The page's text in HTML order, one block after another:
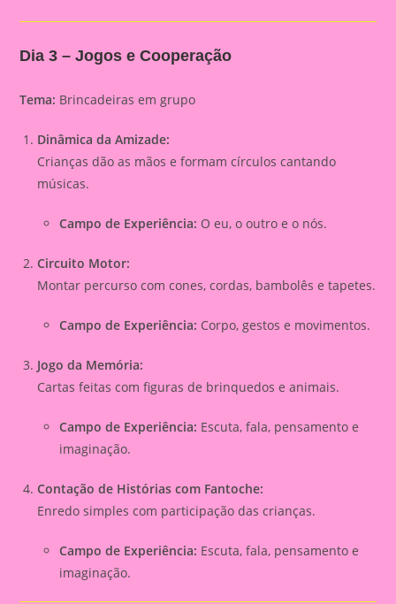
Dia 3 – Jogos e Cooperação
Tema: Brincadeiras em grupo
Dinâmica da Amizade:
Crianças dão as mãos e formam círculos cantando
músicas.
Campo de Experiência: O eu, o outro e o nós.
Circuito Motor:
Montar percurso com cones, cordas, bambolês e tapetes.
Campo de Experiência: Corpo, gestos e movimentos.
Jogo da Memória:
Cartas feitas com figuras de brinquedos e animais.
Campo de Experiência: Escuta, fala, pensamento e
imaginação.
Contação de Histórias com Fantoche:
Enredo simples com participação das crianças.
Campo de Experiência: Escuta, fala, pensamento e
imaginação.